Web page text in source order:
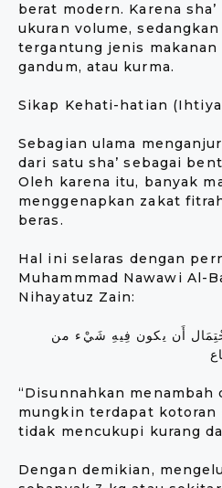
berat modern. Karena
ukuran volume,
tergantung jenis makanan
gandum, atau kurma.
Sikap Kehati-hatian
Sebagian ulama
dari satu sha’ sebagai
Oleh karena itu, banyak
menggenapkan zakat
beras.
Hal ini selaras dengan
Muhammmad Nawawi Al-
Nihayatuz Zain:
أَن يكون فِيهِ شَيْء من
“Disunnahkan menambah
mungkin terdapat kotoran
tidak mencukupi kurang
Dengan demikian,